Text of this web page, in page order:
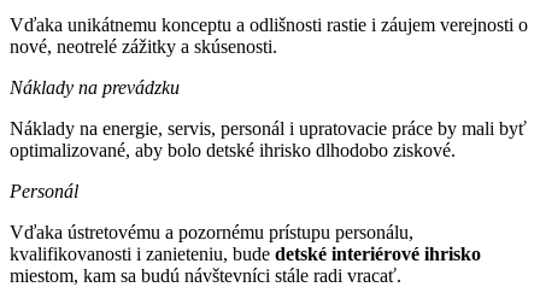
Vďaka unikátnemu konceptu a odlišnosti rastie i záujem verejnosti o
nové, neotrelé zážitky a skúsenosti.
Náklady na prevádzku
Náklady na energie, servis, personál i upratovacie práce by mali byť
optimalizované, aby bolo detské ihrisko dlhodobo ziskové.
Personál
Vďaka ústretovému a pozornému prístupu personálu,
kvalifikovanosti i zanieteniu, bude detské interiérové ihrisko
miestom, kam sa budú návštevníci stále radi vracať.